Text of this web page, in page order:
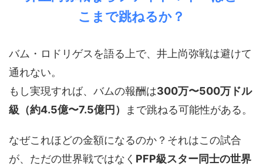
こまで跳ねるか？
バム・ロドリゲスを語る上で、井上尚弥戦は避けて
通れない。
もし実現すれば、バムの報酬は300万〜500万ドル
級（約4.5億〜7.5億円）
まで跳ねる可能性がある。
なぜこれほどの金額になるのか？それはこの試合
が、ただの世界戦ではなく PFP級スター同士の世界